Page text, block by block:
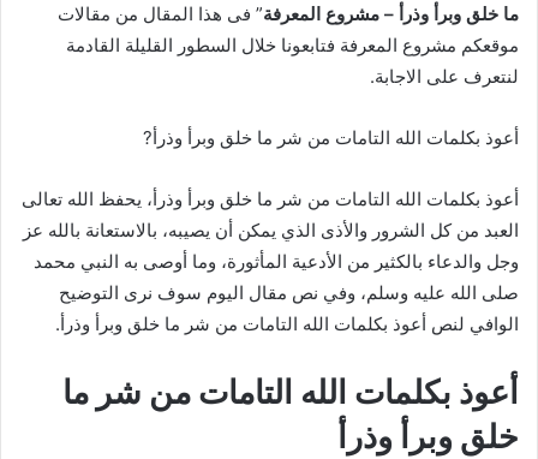
ما خلق وبرأ وذرأ – مشروع المعرفة” فى هذا المقال من مقالات
موقعكم مشروع المعرفة فتابعونا خلال السطور القليلة القادمة
لنتعرف على الاجابة.
أعوذ بكلمات الله التامات من شر ما خلق وبرأ وذرأ?
أعوذ بكلمات الله التامات من شر ما خلق وبرأ وذرأ، يحفظ الله تعالى
العبد من كل الشرور والأذى الذي يمكن أن يصيبه، بالاستعانة بالله عز
وجل والدعاء بالكثير من الأدعية المأثورة، وما أوصى به النبي محمد
صلى الله عليه وسلم، وفي نص مقال اليوم سوف نرى التوضيح
الوافي لنص أعوذ بكلمات الله التامات من شر ما خلق وبرأ وذرأ.
أعوذ بكلمات الله التامات من شر ما
خلق وبرأ وذرأ